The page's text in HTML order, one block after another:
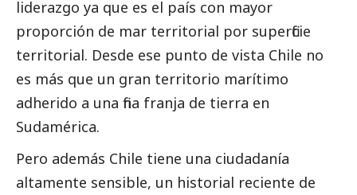
liderazgo ya que es el país con mayor
proporción de mar territorial por superficie
territorial. Desde ese punto de vista Chile no
es más que un gran territorio marítimo
adherido a una fina franja de tierra en
Sudamérica.
Pero además Chile tiene una ciudadanía
altamente sensible, un historial reciente de